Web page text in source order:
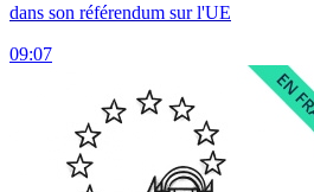
dans son référendum sur l'UE
09:07